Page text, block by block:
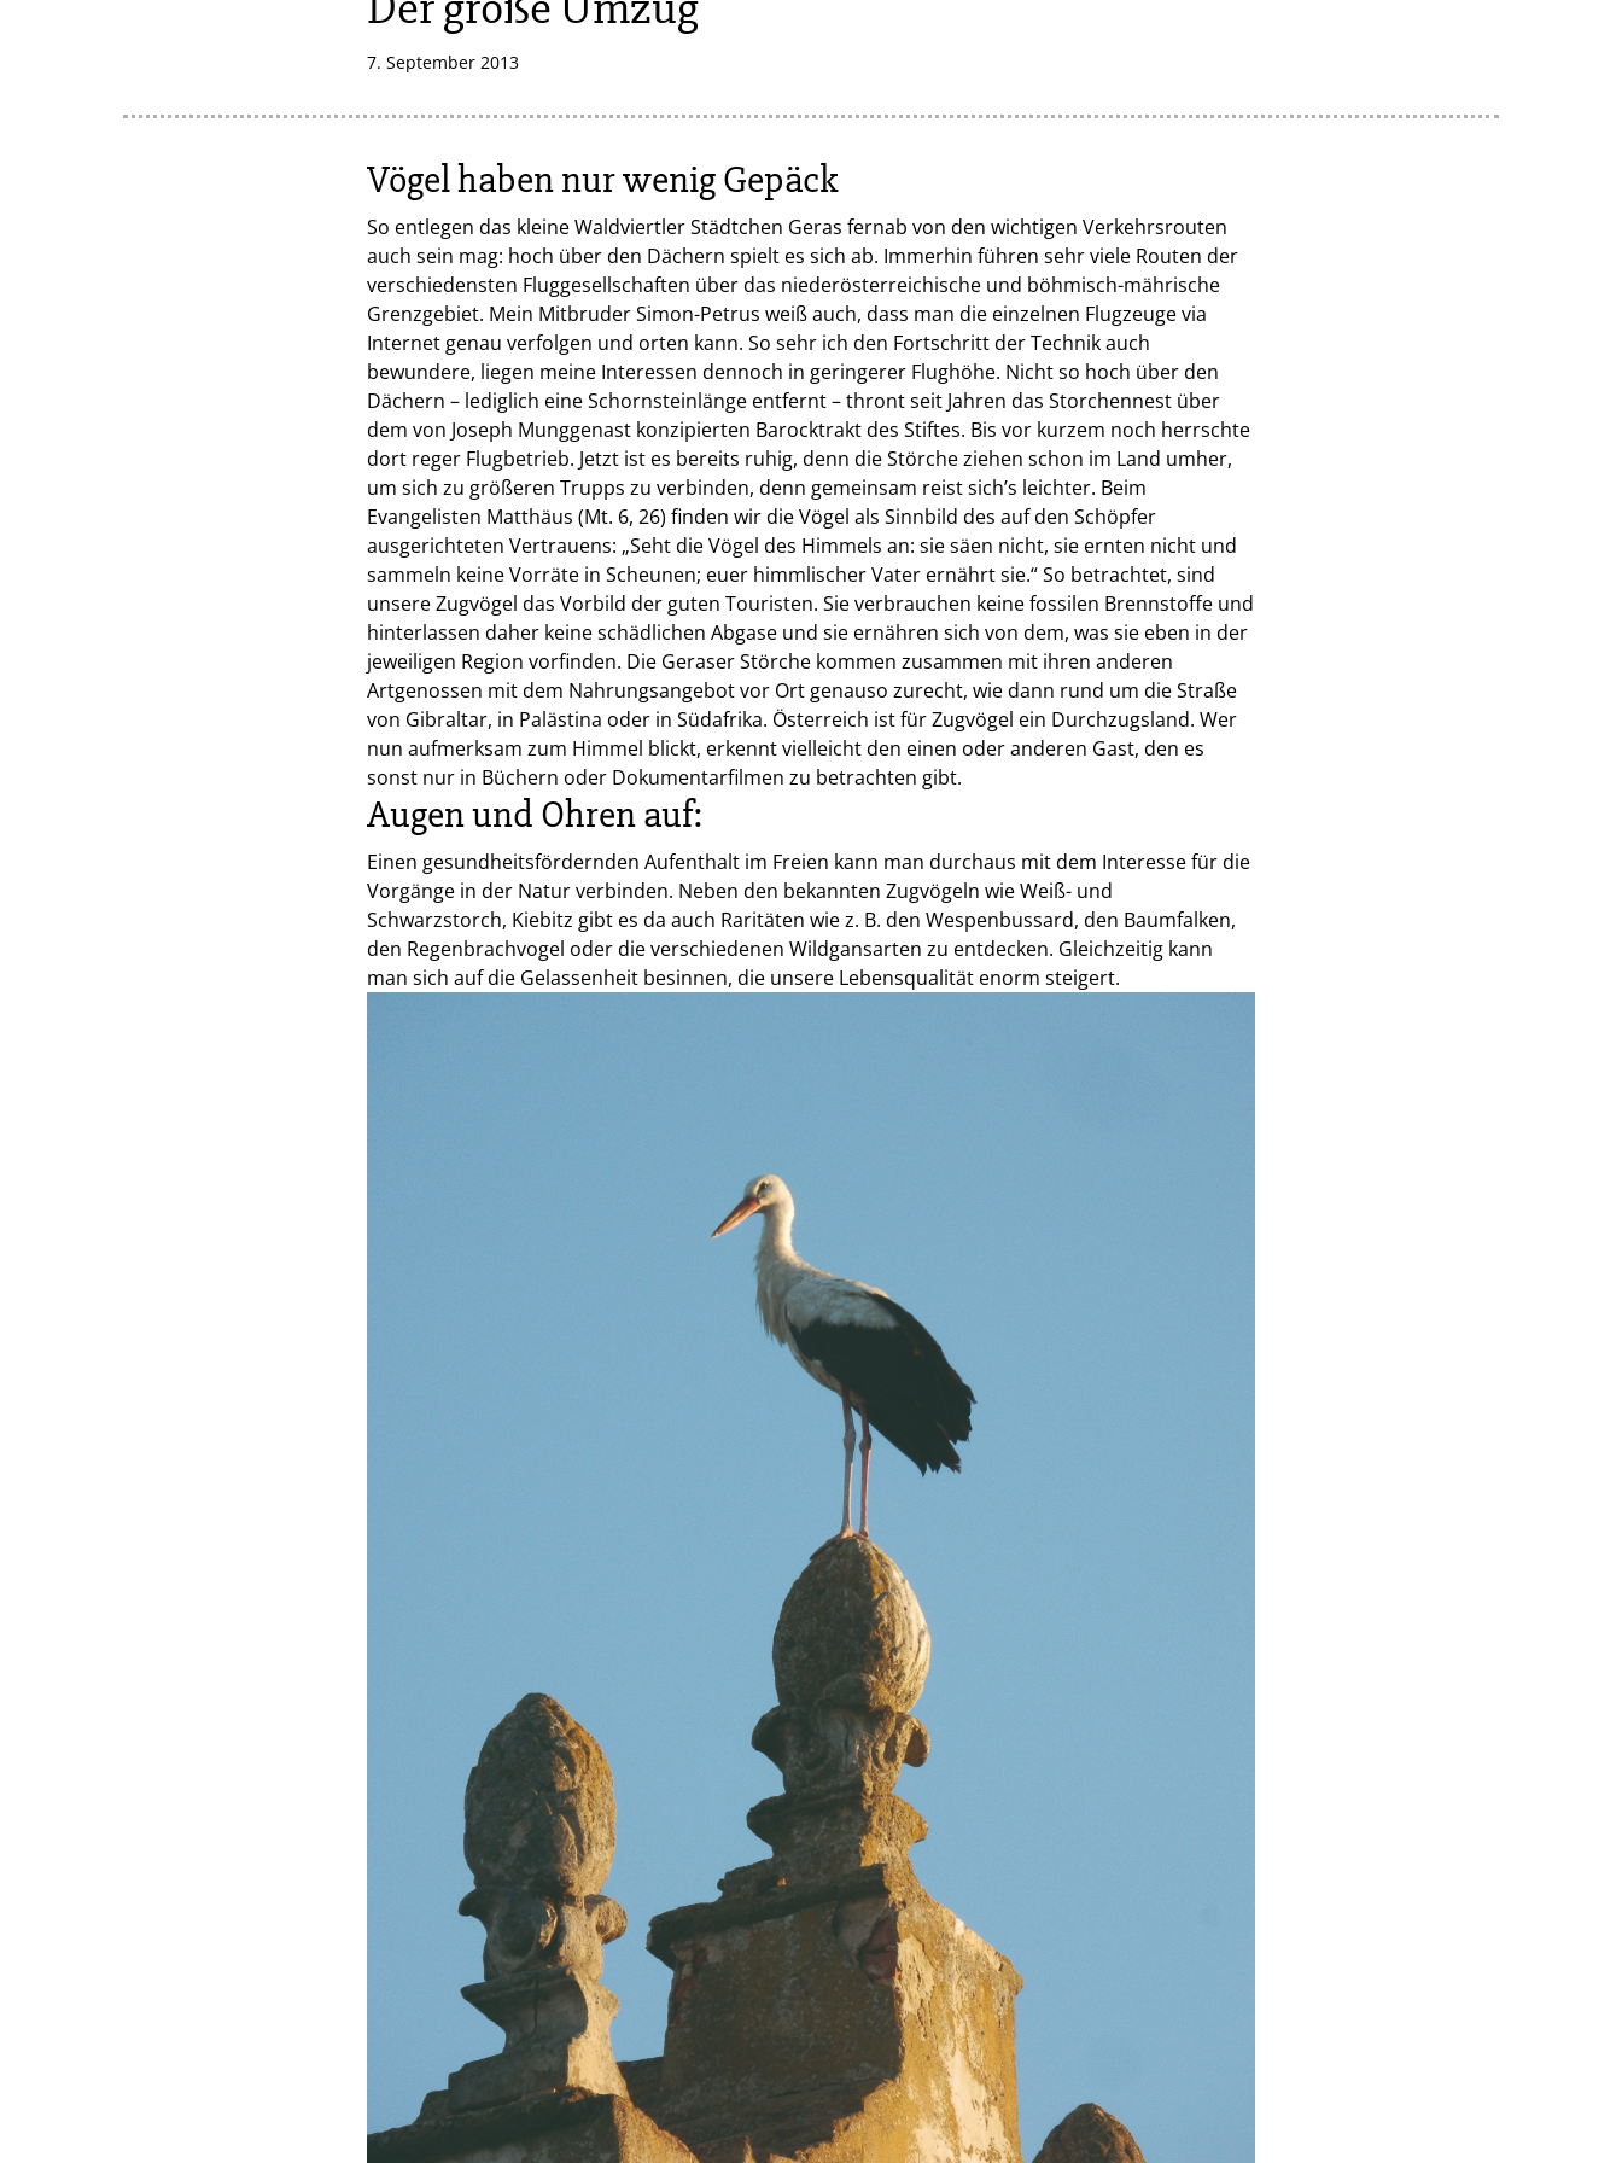
7. September 2013
Vögel haben nur wenig Gepäck
So entlegen das kleine Waldviertler Städtchen Geras fernab von den wichtigen Verkehrsrouten
auch sein mag: hoch über den Dächern spielt es sich ab. Immerhin führen sehr viele Routen der
verschiedensten Fluggesellschaften über das niederösterreichische und böhmisch-mährische
Grenzgebiet. Mein Mitbruder Simon-Petrus weiß auch, dass man die einzelnen Flugzeuge via
Internet genau verfolgen und orten kann. So sehr ich den Fortschritt der Technik auch
bewundere, liegen meine Interessen dennoch in geringerer Flughöhe. Nicht so hoch über den
Dächern – lediglich eine Schornsteinlänge entfernt – thront seit Jahren das Storchennest über
dem von Joseph Munggenast konzipierten Barocktrakt des Stiftes. Bis vor kurzem noch herrschte
dort reger Flugbetrieb. Jetzt ist es bereits ruhig, denn die Störche ziehen schon im Land umher,
um sich zu größeren Trupps zu verbinden, denn gemeinsam reist sich’s leichter. Beim
Evangelisten Matthäus (Mt. 6, 26) finden wir die Vögel als Sinnbild des auf den Schöpfer
ausgerichteten Vertrauens: „Seht die Vögel des Himmels an: sie säen nicht, sie ernten nicht und
sammeln keine Vorräte in Scheunen; euer himmlischer Vater ernährt sie.“ So betrachtet, sind
unsere Zugvögel das Vorbild der guten Touristen. Sie verbrauchen keine fossilen Brennstoffe und
hinterlassen daher keine schädlichen Abgase und sie ernähren sich von dem, was sie eben in der
jeweiligen Region vorfinden. Die Geraser Störche kommen zusammen mit ihren anderen
Artgenossen mit dem Nahrungsangebot vor Ort genauso zurecht, wie dann rund um die Straße
von Gibraltar, in Palästina oder in Südafrika. Österreich ist für Zugvögel ein Durchzugsland. Wer
nun aufmerksam zum Himmel blickt, erkennt vielleicht den einen oder anderen Gast, den es
sonst nur in Büchern oder Dokumentarfilmen zu betrachten gibt.
Augen und Ohren auf:
Einen gesundheitsfördernden Aufenthalt im Freien kann man durchaus mit dem Interesse für die
Vorgänge in der Natur verbinden. Neben den bekannten Zugvögeln wie Weiß- und
Schwarzstorch, Kiebitz gibt es da auch Raritäten wie z. B. den Wespenbussard, den Baumfalken,
den Regenbrachvogel oder die verschiedenen Wildgansarten zu entdecken. Gleichzeitig kann
man sich auf die Gelassenheit besinnen, die unsere Lebensqualität enorm steigert.